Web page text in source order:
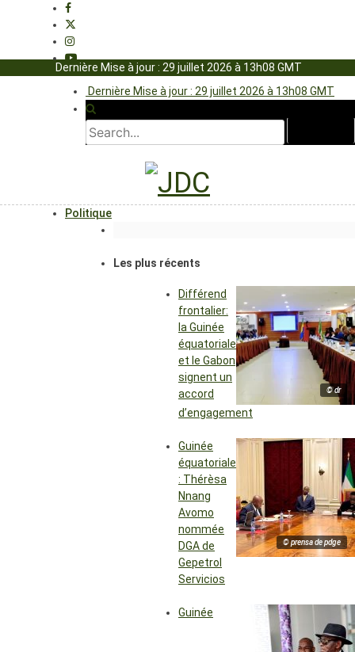
Dernière Mise à jour : 29 juillet 2026 à 13h08 GMT
Dernière Mise à jour : 29 juillet 2026 à 13h08 GMT
Politique
Les plus récents
© dr
Différend
frontalier:
la Guinée
équatoriale
et le Gabon
signent un
accord
d’engagement
© prensa de pdge
Guinée
équatoriale
: Thérèsa
Nnang
Avomo
nommée
DGA de
Gepetrol
Servicios
Guinée